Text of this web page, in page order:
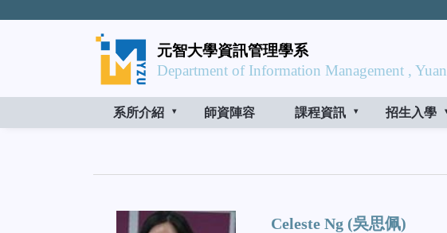
元智大學資訊管理學系
Department of Information Management ,
系所介紹 師資陣容 課程資訊 招生入學
Celeste Ng (吳思佩)